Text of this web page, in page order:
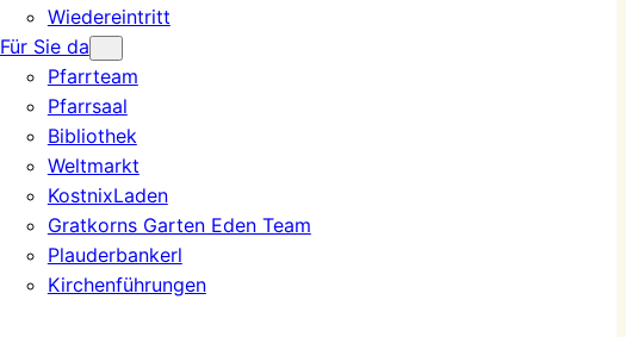
Wiedereintritt
Für Sie da
Pfarrteam
Pfarrsaal
Bibliothek
Weltmarkt
KostnixLaden
Gratkorns Garten Eden Team
Plauderbankerl
Kirchenführungen